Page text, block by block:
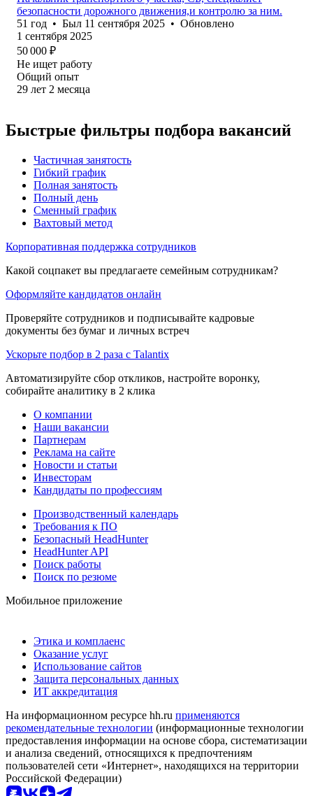
безопасности дорожного движения,и контролю за ним.
51 год • Был 11 сентября 2025 • Обновлено
1 сентября 2025
50 000 ₽
Не ищет работу
Общий опыт
29 лет 2 месяца
Быстрые фильтры подбора вакансий
Частичная занятость
Гибкий график
Полная занятость
Полный день
Сменный график
Вахтовый метод
Корпоративная поддержка сотрудников
Какой соцпакет вы предлагаете семейным сотрудникам?
Оформляйте кандидатов онлайн
Проверяйте сотрудников и подписывайте кадровые
документы без бумаг и личных встреч
Ускорьте подбор в 2 раза с Talantix
Автоматизируйте сбор откликов, настройте воронку,
собирайте аналитику в 2 клика
О компании
Наши вакансии
Партнерам
Реклама на сайте
Новости и статьи
Инвесторам
Кандидаты по профессиям
Производственный календарь
Требования к ПО
Безопасный HeadHunter
HeadHunter API
Поиск работы
Поиск по резюме
Мобильное приложение
Этика и комплаенс
Оказание услуг
Использование сайтов
Защита персональных данных
ИТ аккредитация
На информационном ресурсе hh.ru применяются
рекомендательные технологии (информационные технологии
предоставления информации на основе сбора, систематизации
и анализа сведений, относящихся к предпочтениям
пользователей сети «Интернет», находящихся на территории
Российской Федерации)